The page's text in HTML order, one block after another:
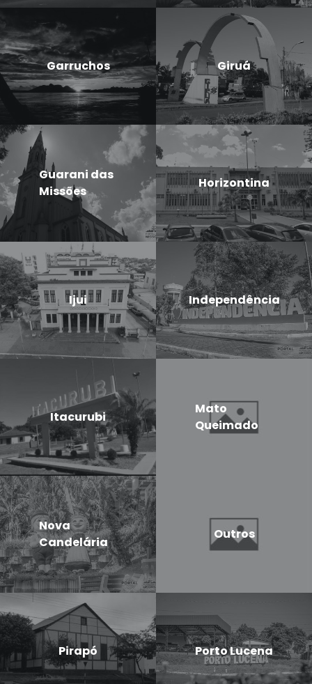
Garruchos Giruá
Guarani das
Missões
Horizontina
Ijui Independência
Itacurubi
Mato
Queimado
Nova
Candelária
Outros
Pirapó Porto Lucena